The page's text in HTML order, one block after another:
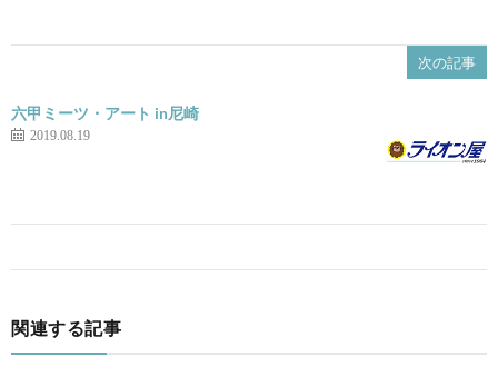
次の記事
六甲ミーツ・アート in尼崎
2019.08.19
関連する記事